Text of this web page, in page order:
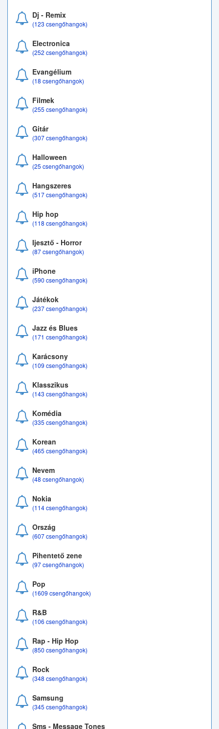
Dj - Remix
(123 csengőhangok)
Electronica
(252 csengőhangok)
Evangélium
(18 csengőhangok)
Filmek
(255 csengőhangok)
Gitár
(307 csengőhangok)
Halloween
(25 csengőhangok)
Hangszeres
(517 csengőhangok)
Hip hop
(118 csengőhangok)
Ijesztő - Horror
(87 csengőhangok)
iPhone
(590 csengőhangok)
Játékok
(237 csengőhangok)
Jazz és Blues
(171 csengőhangok)
Karácsony
(109 csengőhangok)
Klasszikus
(143 csengőhangok)
Komédia
(335 csengőhangok)
Korean
(465 csengőhangok)
Nevem
(48 csengőhangok)
Nokia
(114 csengőhangok)
Ország
(607 csengőhangok)
Pihentető zene
(97 csengőhangok)
Pop
(1609 csengőhangok)
R&B
(106 csengőhangok)
Rap - Hip Hop
(850 csengőhangok)
Rock
(348 csengőhangok)
Samsung
(345 csengőhangok)
Sms - Message Tones